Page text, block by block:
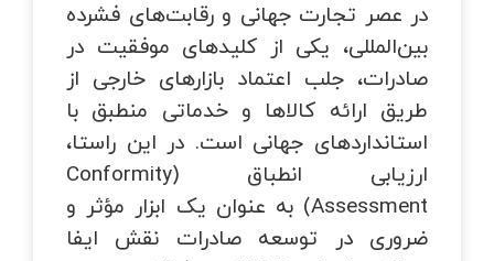
در عصر تجارت جهانی و رقابت‌های فشرده
بین‌المللی، یکی از کلیدهای موفقیت در
صادرات، جلب اعتماد بازارهای خارجی از
طریق ارائه کالاها و خدماتی منطبق با
استانداردهای جهانی است. در این راستا،
ارزیابی انطباق (Conformity
Assessment) به عنوان یک ابزار مؤثر و
ضروری در توسعه صادرات نقش ایفا